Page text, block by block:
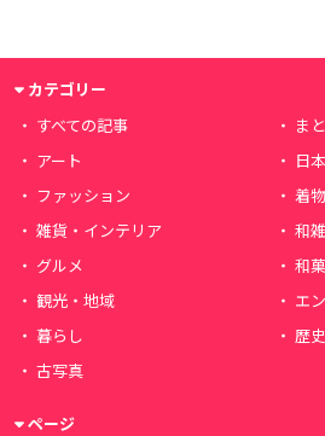
カテゴリー
すべての記事
ま
アート
日
ファッション
着
雑貨・インテリア
和
グルメ
和
観光・地域
エ
暮らし
歴
古写真
ページ